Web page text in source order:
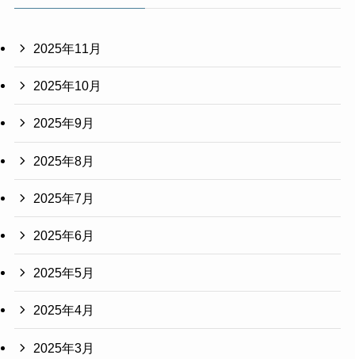
2025年11月
2025年10月
2025年9月
2025年8月
2025年7月
2025年6月
2025年5月
2025年4月
2025年3月